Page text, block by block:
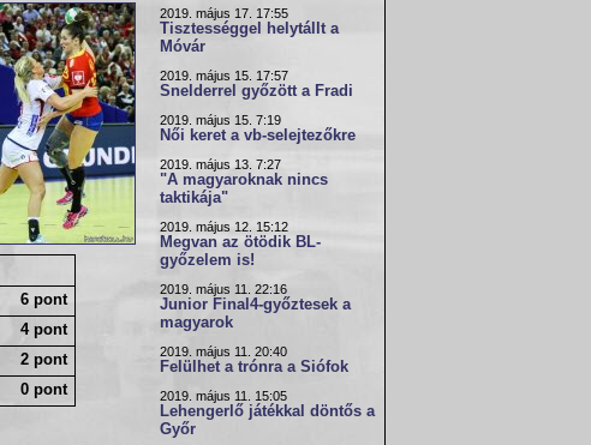
6 pont
4 pont
2 pont
0 pont
2019. május 17. 17:55
Tisztességgel helytállt a
Móvár
2019. május 15. 17:57
Snelderrel győzött a Fradi
2019. május 15. 7:19
Női keret a vb-selejtezőkre
2019. május 13. 7:27
"A magyaroknak nincs
taktikája"
2019. május 12. 15:12
Megvan az ötödik BL-
győzelem is!
2019. május 11. 22:16
Junior Final4-győztesek a
magyarok
2019. május 11. 20:40
Felülhet a trónra a Siófok
2019. május 11. 15:05
Lehengerlő játékkal döntős a
Győr